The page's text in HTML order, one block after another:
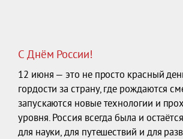
С Днём России!
12 июня — это не просто красный
гордости за страну, где рождаются
запускаются новые технологии и
уровня. Россия всегда была и
для науки, для путешествий и для